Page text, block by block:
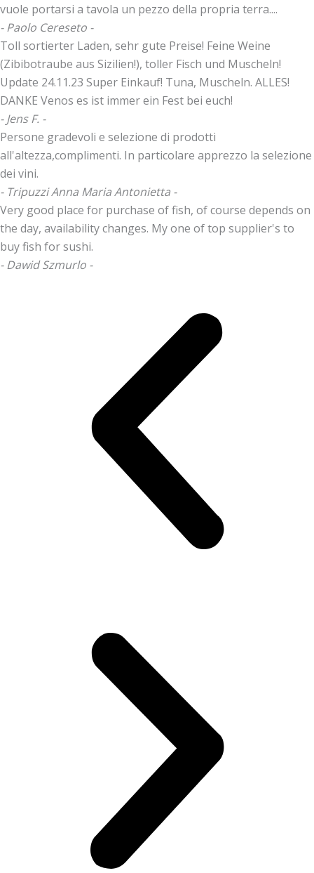
vuole portarsi a tavola un pezzo della propria terra....
- Paolo Cereseto -
Toll sortierter Laden, sehr gute Preise! Feine Weine
(Zibibotraube aus Sizilien!), toller Fisch und Muscheln!
Update 24.11.23 Super Einkauf! Tuna, Muscheln. ALLES!
DANKE Venos es ist immer ein Fest bei euch!
- Jens F. -
Persone gradevoli e selezione di prodotti
all'altezza,complimenti. In particolare apprezzo la selezione
dei vini.
- Tripuzzi Anna Maria Antonietta -
Very good place for purchase of fish, of course depends on
the day, availability changes. My one of top supplier's to
buy fish for sushi.
- Dawid Szmurlo -